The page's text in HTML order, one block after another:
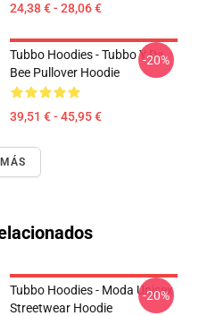
24,38 € - 28,06 €
Tubbo Hoodies - Tubbo Y Da
Bee Pullover Hoodie
39,51 € - 45,95 €
-20%
Tubbo Hoodies - Moda Unisex
Streetwear Hoodie
-20%